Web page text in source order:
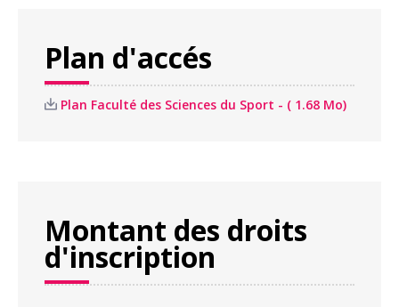
Plan d'accés
Plan Faculté des Sciences du Sport - ( 1.68 Mo)
Montant des droits
d'inscription